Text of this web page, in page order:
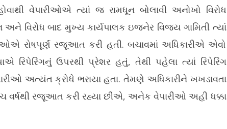
વેપારીઓએ ત્યાં જ રામધૂન બોલાવી અનોખો વિરોધ
અને વિરોધ બાદ મુખ્ય કાર્યપાલક ઇજનેર વિજય ગામિતી ત્યાં
રોષપૂર્ણ રજૂઆત કરી હતી. બચાવમાં અધિકારીએ એવો
ઉપરથી પ્રેશર હતું, તેથી પહેલા ત્યાં રિપેરિંગ
અત્યંત ક્રોધે ભરાયા હતા. તેમણે અધિકારીને ખખડાવતા
વર્ષથી રજૂઆત કરી રહ્યા છીએ, અનેક વેપારીઓ અહી ધક્કા